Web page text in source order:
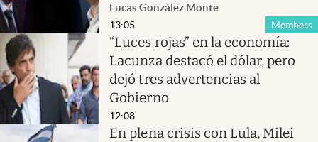
Lucas González Monte
Members
13:05
“Luces rojas” en la economía:
Lacunza destacó el dólar, pero
dejó tres advertencias al
Gobierno
12:08
En plena crisis con Lula, Milei